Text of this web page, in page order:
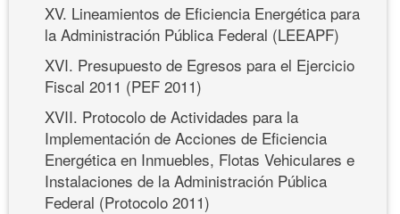
XV. Lineamientos de Eficiencia Energética para
la Administración Pública Federal (LEEAPF)
XVI. Presupuesto de Egresos para el Ejercicio
Fiscal 2011 (PEF 2011)
XVII. Protocolo de Actividades para la
Implementación de Acciones de Eficiencia
Energética en Inmuebles, Flotas Vehiculares e
Instalaciones de la Administración Pública
Federal (Protocolo 2011)